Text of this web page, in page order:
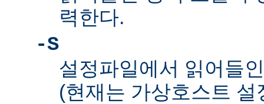
력한다.
-S
설정파일에서 읽어들
(현재는 가상호스트